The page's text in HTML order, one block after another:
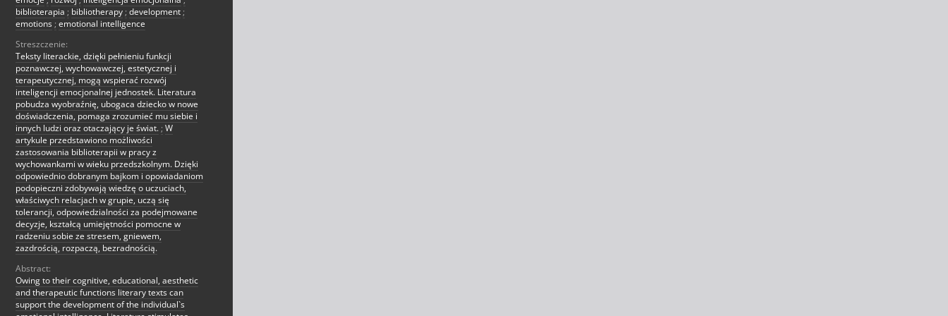
biblioterapia ; bibliotherapy ; development ;
emotions ; emotional intelligence
Streszczenie:
Teksty literackie, dzięki pełnieniu funkcji
poznawczej, wychowawczej, estetycznej i
terapeutycznej, mogą wspierać rozwój
inteligencji emocjonalnej jednostek. Literatura
pobudza wyobraźnię, ubogaca dziecko w nowe
doświadczenia, pomaga zrozumieć mu siebie i
innych ludzi oraz otaczający je świat. ; W
artykule przedstawiono możliwości
zastosowania biblioterapii w pracy z
wychowankami w wieku przedszkolnym. Dzięki
odpowiednio dobranym bajkom i opowiadaniom
podopieczni zdobywają wiedzę o uczuciach,
właściwych relacjach w grupie, uczą się
tolerancji, odpowiedzialności za podejmowane
decyzje, kształcą umiejętności pomocne w
radzeniu sobie ze stresem, gniewem,
zazdrością, rozpaczą, bezradnością.
Abstract:
Owing to their cognitive, educational, aesthetic
and therapeutic functions literary texts can
support the development of the individual`s